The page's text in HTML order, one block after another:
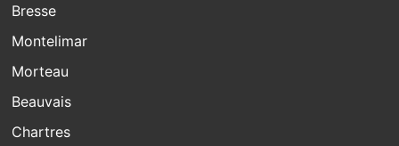
Bresse
Montelimar
Morteau
Beauvais
Chartres